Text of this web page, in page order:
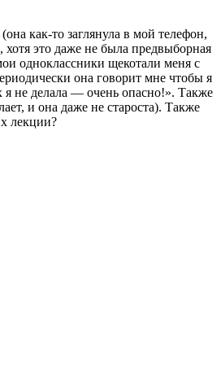
как-то заглянула в мой телефон,
хотя это даже не была предвыборная
одноклассники щекотали меня с
она говорит мне чтобы я
я не делала — очень опасно!». Также
и она даже не староста). Также
лекции?